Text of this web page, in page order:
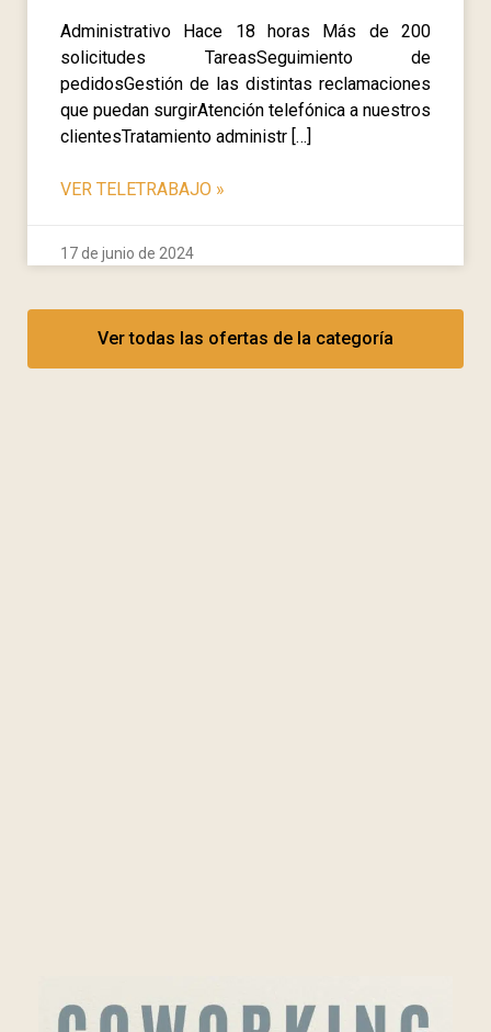
Administrativo Hace 18 horas Más de 200
solicitudes TareasSeguimiento de
pedidosGestión de las distintas reclamaciones
que puedan surgirAtención telefónica a nuestros
clientesTratamiento administr […]
VER TELETRABAJO »
17 de junio de 2024
Ver todas las ofertas de la categoría